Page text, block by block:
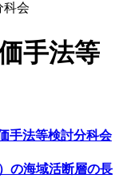
科会
手法等
手法等検討分科会
の海域活断層の長